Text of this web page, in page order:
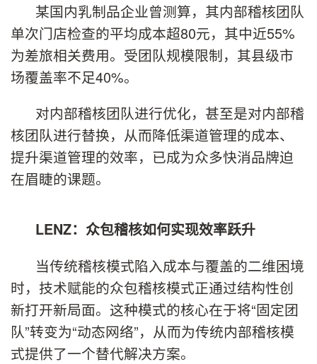
某国内乳制品企业曾测算，其内部稽核团队
单次门店检查的平均成本超80元，其中近55%
为差旅相关费用。受团队规模限制，其县级市
场覆盖率不足40%。
对内部稽核团队进行优化，甚至是对内部稽
核团队进行替换，从而降低渠道管理的成本、
提升渠道管理的效率，已成为众多快消品牌迫
在眉睫的课题。
LENZ： 众包稽核如何实现效率跃升
当传统稽核模式陷入成本与覆盖的二维困境
时，技术赋能的众包稽核模式正通过结构性创
新打开新局面。这种模式的核心在于将“固定团
队”转变为“动态网络”，从而为传统内部稽核模
式提供了一个替代解决方案。